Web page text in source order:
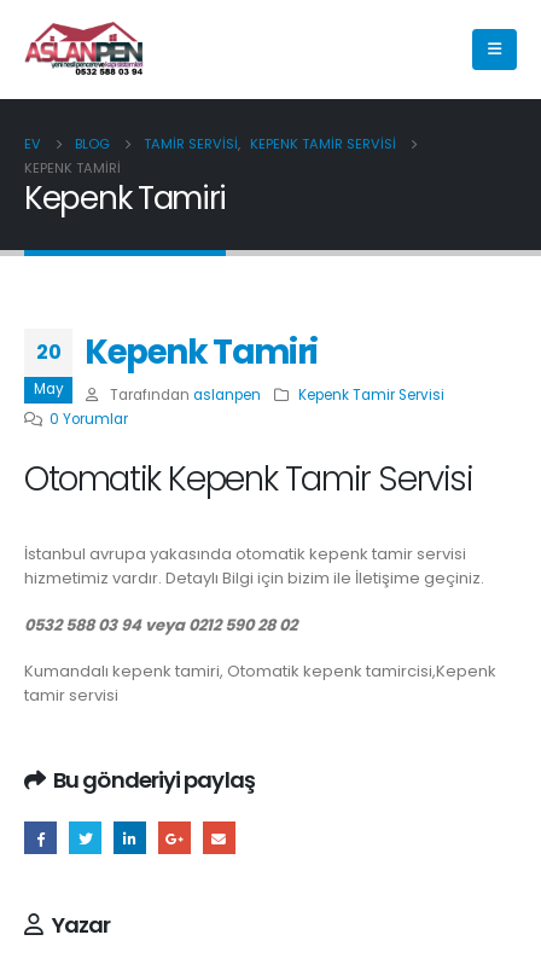
EV BLOG TAMIR SERVISI, KEPENK TAMIR SERVISI
KEPENK TAMIRI
Kepenk Tamiri
20
May
Kepenk Tamiri
Tarafından aslanpen
Kepenk Tamir Servisi
0 Yorumlar
Otomatik Kepenk Tamir Servisi
İstanbul avrupa yakasında otomatik kepenk tamir servisi
hizmetimiz vardır. Detaylı Bilgi için bizim ile İletişime geçiniz.
0532 588 03 94 veya 0212 590 28 02
Kumandalı kepenk tamiri, Otomatik kepenk tamircisi,Kepenk
tamir servisi
Bu gönderiyi paylaş
Yazar